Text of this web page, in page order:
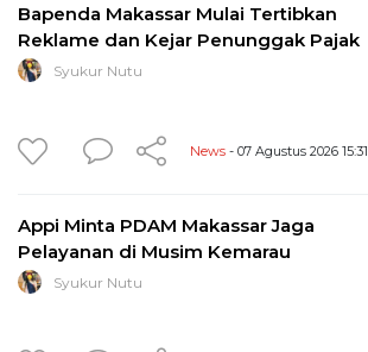
Bapenda Makassar Mulai Tertibkan
Reklame dan Kejar Penunggak Pajak
Syukur Nutu
News - 07 Agustus 2026 15:31
Appi Minta PDAM Makassar Jaga
Pelayanan di Musim Kemarau
Syukur Nutu